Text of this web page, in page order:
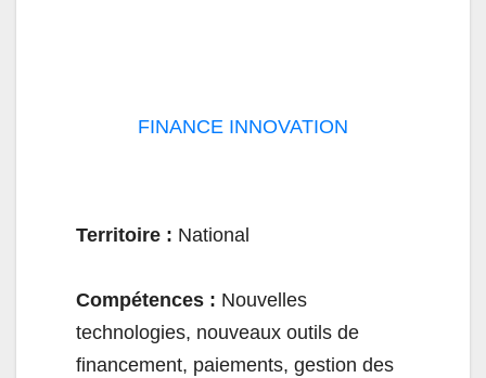
FINANCE INNOVATION
Territoire : National
Compétences : Nouvelles
technologies, nouveaux outils de
financement, paiements, gestion des